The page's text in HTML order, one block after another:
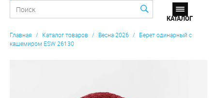
Главная / Каталог товаров / Весна 2026 / Берет одинарный с
кашемиром ESW 26130